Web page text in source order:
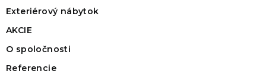
Exteriérový nábytok
AKCIE
O spoločnosti
Referencie